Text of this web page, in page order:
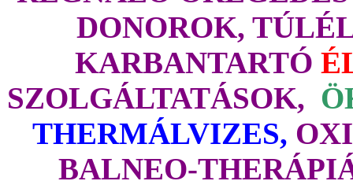
DONOROK,
KARBANTARTÓ
SZOLGÁLTATÁSOK,
THERMÁLVIZES,
BALNEO-